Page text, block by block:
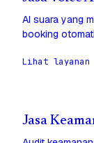
AI suara yang
booking
Lihat layanan
Jasa